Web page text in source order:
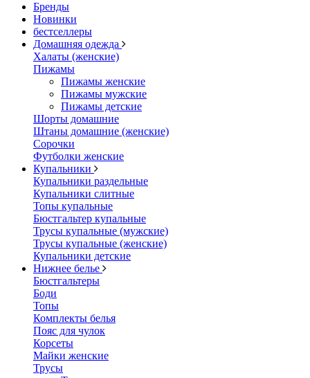
Бренды
Новинки
бестселлеры
Домашняя одежда
Халаты (женские)
Пижамы
Пижамы женские
Пижамы мужские
Пижамы детские
Шорты домашние
Штаны домашние (женские)
Сорочки
Футболки женские
Купальники
Купальники раздельные
Купальники слитные
Топы купальные
Бюстгальтер купальные
Трусы купальные (мужские)
Трусы купальные (женские)
Купальники детские
Нижнее белье
Бюстгальтеры
Боди
Топы
Комплекты белья
Пояс для чулок
Корсеты
Майки женские
Трусы